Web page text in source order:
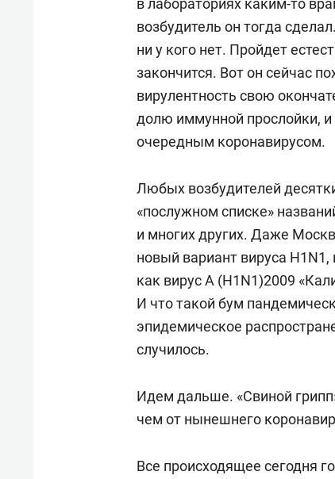
в лабораториях каким-то
возбудитель он тогда
ни у кого нет. Пройдет
закончится. Вот он сейчас
вирулентность свою
долю иммунной прослойки, и
очередным коронавирусом.
Любых возбудителей
«послужном списке»
и многих других. Даже
новый вариант вируса
как вирус A (H1N1)2009
И что такой бум
эпидемическое
случилось.
Идем дальше. «Свиной
чем от нынешнего
Все происходящее сегодня